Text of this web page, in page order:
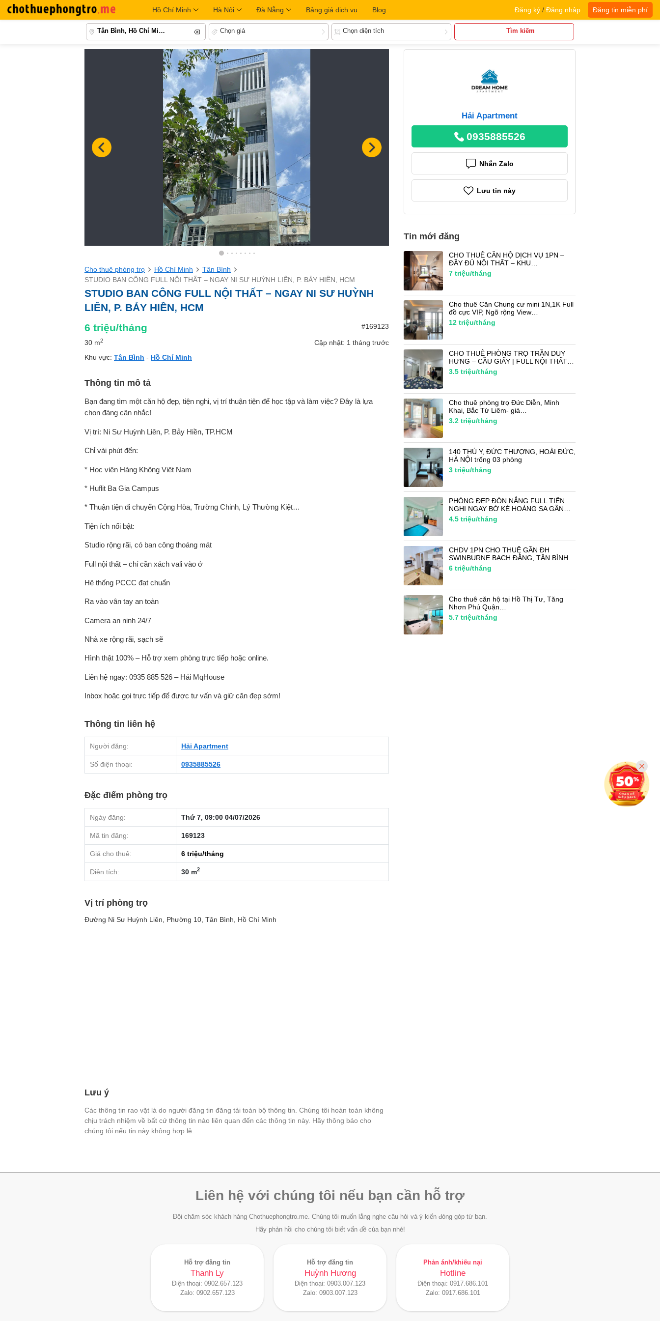
Hồ Chí Minh Hà Nội Đà Nẵng Bảng giá dịch vụ Blog Đăng ký / Đăng nhập Đăng tin miễn phí
Tân Bình, Hồ Chí Minh Chọn giá Chọn diện tích Tìm kiếm
Cho thuê phòng trọ Hồ Chí Minh
Tân Bình
STUDIO BAN CÔNG FULL NỘI THẤT – NGAY NI SƯ HUỲNH LIÊN, P. BẢY HIỀN, HCM
STUDIO BAN CÔNG FULL NỘI THẤT – NGAY NI SƯ HUỲNH
LIÊN, P. BẢY HIỀN, HCM
6 triệu/tháng #169123
30 m2
Cập nhật: 1 tháng trước
Khu vực: Tân Bình - Hồ Chí Minh
Thông tin mô tả
Bạn đang tìm một căn hộ đẹp, tiện nghi, vị trí thuận tiện để học tập và làm việc? Đây là lựa
chọn đáng cân nhắc!
Vị trí: Ni Sư Huỳnh Liên, P. Bảy Hiền, TP.HCM
Chỉ vài phút đến:
* Học viện Hàng Không Việt Nam
* Huflit Ba Gia Campus
* Thuận tiện di chuyển Cộng Hòa, Trường Chinh, Lý Thường Kiệt…
Tiện ích nổi bật:
Studio rộng rãi, có ban công thoáng mát
Full nội thất – chỉ cần xách vali vào ở
Hệ thống PCCC đạt chuẩn
Ra vào vân tay an toàn
Camera an ninh 24/7
Nhà xe rộng rãi, sạch sẽ
Hình thật 100% – Hỗ trợ xem phòng trực tiếp hoặc online.
Liên hệ ngay: 0935 885 526 – Hải MqHouse
Inbox hoặc gọi trực tiếp để được tư vấn và giữ căn đẹp sớm!
Thông tin liên hệ
Người đăng: Hải Apartment
Số điện thoại: 0935885526
Đặc điểm phòng trọ
Ngày đăng: Thứ 7, 09:00 04/07/2026
Mã tin đăng: 169123
Giá cho thuê: 6 triệu/tháng
Diện tích: 30 m2
Vị trí phòng trọ
Đường Ni Sư Huỳnh Liên, Phường 10, Tân Bình, Hồ Chí Minh
Lưu ý
Các thông tin rao vặt là do người đăng tin đăng tải toàn bộ thông tin. Chúng tôi hoàn toàn không
chịu trách nhiệm về bất cứ thông tin nào liên quan đến các thông tin này. Hãy thông báo cho
chúng tôi nếu tin này không hợp lệ.
Hải Apartment
0935885526
Nhắn Zalo
Lưu tin này
Tin mới đăng
CHO THUÊ CĂN HỘ DỊCH VỤ 1PN –
ĐẦY ĐỦ NỘI THẤT – KHU…
7 triệu/tháng
Cho thuê Căn Chung cư mini 1N,1K Full
đồ cực VIP, Ngõ rộng View…
12 triệu/tháng
CHO THUÊ PHÒNG TRỌ TRẦN DUY
HƯNG – CẦU GIẤY | FULL NỘI THẤT…
3.5 triệu/tháng
Cho thuê phòng trọ Đức Diễn, Minh
Khai, Bắc Từ Liêm- giá…
3.2 triệu/tháng
140 THÚ Y, ĐỨC THƯỢNG, HOÀI ĐỨC,
HÀ NỘI trống 03 phòng
3 triệu/tháng
PHÒNG ĐẸP ĐÓN NẮNG FULL TIỆN
NGHI NGAY BỜ KÈ HOÀNG SA GẦN…
4.5 triệu/tháng
CHDV 1PN CHO THUÊ GẦN ĐH
SWINBURNE BẠCH ĐẰNG, TÂN BÌNH
6 triệu/tháng
Cho thuê căn hộ tại Hồ Thị Tư, Tăng
Nhơn Phú Quận…
5.7 triệu/tháng
Liên hệ với chúng tôi nếu bạn cần hỗ trợ
Đội chăm sóc khách hàng Chothuephongtro.me. Chúng tôi muốn lắng nghe câu hỏi và ý kiến đóng góp từ bạn.
Hãy phản hồi cho chúng tôi biết vấn đề của bạn nhé!
Hỗ trợ đăng tin
Thanh Ly
Điện thoại: 0902.657.123
Zalo: 0902.657.123
Hỗ trợ đăng tin
Huỳnh Hương
Điện thoại: 0903.007.123
Zalo: 0903.007.123
Phản ánh/khiếu nại
Hotline
Điện thoại: 0917.686.101
Zalo: 0917.686.101